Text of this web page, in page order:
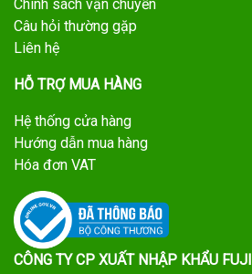
Chính sách vận chuyển
Câu hỏi thường gặp
Liên hệ
HỖ TRỢ MUA HÀNG
Hệ thống cửa hàng
Hướng dẫn mua hàng
Hóa đơn VAT
CÔNG TY CP XUẤT NHẬP KHẨU FUJI